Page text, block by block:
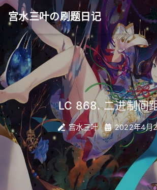
宫水三叶の刷题日记
LC 868. 二进制间
宫水三叶 2022年4月